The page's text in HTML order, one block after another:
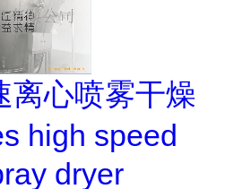
离心喷雾干燥
high speed
dryer